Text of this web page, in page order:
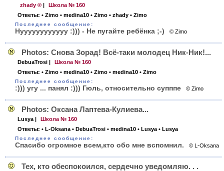
zhady ® |
Школа № 160
Ответы: • Zimo • medina10 • Zimo • zhady • Zimo
Последнее сообщение:
Нуууууууууууу :))) - Не пугайте ребёнка ;-) © Zimo
Photos: Снова Зорад! Всё-таки молодец Ник-Ник!...
DebuaTrosi |
Школа № 160
Ответы: • Zimo • medina10 • Zimo • medina10 • Zimo
Последнее сообщение:
:))) угу ... панял :))) Гюль, относительно супппе © Zimo
Photos: Оксана Лаптева-Кулиева...
Lusya |
Школа № 160
Ответы: • L-Oksana • DebuaTrosi • medina10 • Lusya • Lusya
Последнее сообщение:
Спасибо огромное всем,кто обо мне вспомнил. © L-Oksana
Тех, кто обеспокоился, сердечно уведомляю. . .